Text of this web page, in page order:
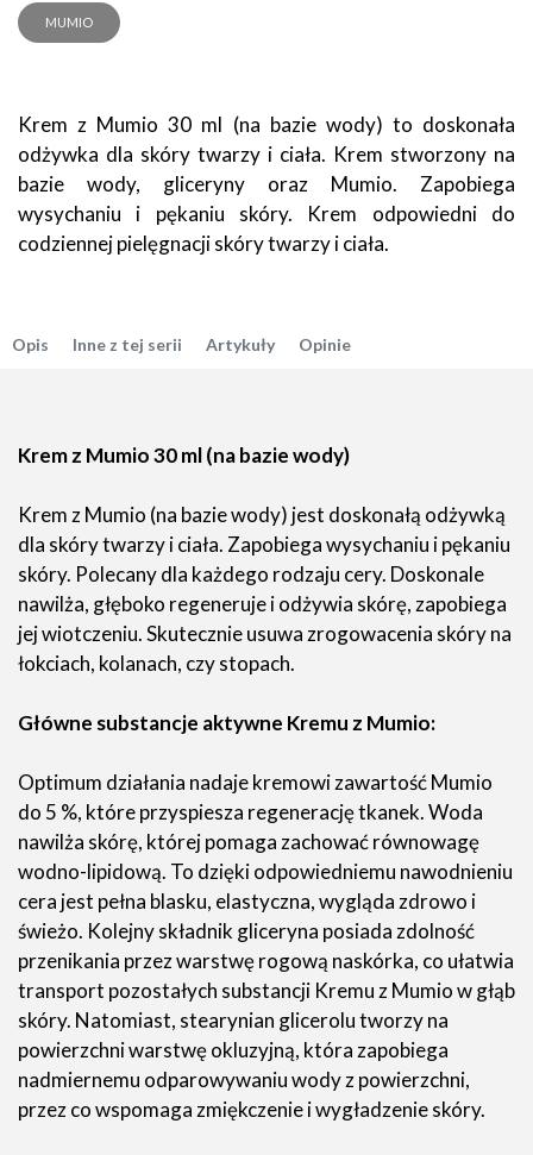
MUMIO
Krem z Mumio 30 ml (na bazie wody) to doskonała
odżywka dla skóry twarzy i ciała. Krem stworzony na
bazie wody, gliceryny oraz Mumio. Zapobiega
wysychaniu i pękaniu skóry. Krem odpowiedni do
codziennej pielęgnacji skóry twarzy i ciała.
Opis Inne z tej serii Artykuły Opinie
Krem z Mumio 30 ml (na bazie wody)
Krem z Mumio (na bazie wody) jest doskonałą odżywką
dla skóry twarzy i ciała. Zapobiega wysychaniu i pękaniu
skóry. Polecany dla każdego rodzaju cery. Doskonale
nawilża, głęboko regeneruje i odżywia skórę, zapobiega
jej wiotczeniu. Skutecznie usuwa zrogowacenia skóry na
łokciach, kolanach, czy stopach.
Główne substancje aktywne Kremu z Mumio:
Optimum działania nadaje kremowi zawartość Mumio
do 5 %, które przyspiesza regenerację tkanek. Woda
nawilża skórę, której pomaga zachować równowagę
wodno-lipidową. To dzięki odpowiedniemu nawodnieniu
cera jest pełna blasku, elastyczna, wygląda zdrowo i
świeżo. Kolejny składnik gliceryna posiada zdolność
przenikania przez warstwę rogową naskórka, co ułatwia
transport pozostałych substancji Kremu z Mumio w głąb
skóry. Natomiast, stearynian glicerolu tworzy na
powierzchni warstwę okluzyjną, która zapobiega
nadmiernemu odparowywaniu wody z powierzchni,
przez co wspomaga zmiękczenie i wygładzenie skóry.